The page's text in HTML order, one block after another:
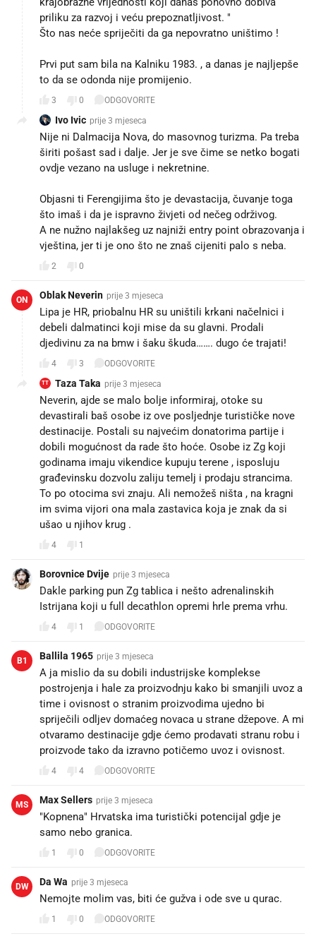
priliku za razvoj i veću prepoznatljivost. "
Što nas neće spriječiti da ga nepovratno uništimo !
Prvi put sam bila na Kalniku 1983. , a danas je najljepše
to da se odonda nije promijenio.
3 0 ODGOVORITE
Ivo Ivic prije 3 mjeseca
Nije ni Dalmacija Nova, do masovnog turizma. Pa treba
širiti pošast sad i dalje. Jer je sve čime se netko bogati
ovdje vezano na usluge i nekretnine.
Objasni ti Ferengijima što je devastacija, čuvanje toga
što imaš i da je ispravno živjeti od nečeg održivog.
A ne nužno najlakšeg uz najniži entry point obrazovanja i
vještina, jer ti je ono što ne znaš cijeniti palo s neba.
2 0
ON Oblak Neverin prije 3 mjeseca
Lipa je HR, priobalnu HR su uništili krkani načelnici i
debeli dalmatinci koji mise da su glavni. Prodali
djedivinu za na bmw i šaku škuda……. dugo će trajati!
4 3 ODGOVORITE
TT Taza Taka prije 3 mjeseca
Neverin, ajde se malo bolje informiraj, otoke su
devastirali baš osobe iz ove posljednje turističke nove
destinacije. Postali su najvećim donatorima partije i
dobili mogućnost da rade što hoće. Osobe iz Zg koji
godinama imaju vikendice kupuju terene , isposluju
građevinsku dozvolu zaliju temelj i prodaju strancima.
To po otocima svi znaju. Ali nemožeš ništa , na kragni
im svima vijori ona mala zastavica koja je znak da si
ušao u njihov krug .
4 1
Borovnice Dvije prije 3 mjeseca
Dakle parking pun Zg tablica i nešto adrenalinskih
Istrijana koji u full decathlon opremi hrle prema vrhu.
4 1 ODGOVORITE
B1 Ballila 1965 prije 3 mjeseca
A ja mislio da su dobili industrijske komplekse
postrojenja i hale za proizvodnju kako bi smanjili uvoz a
time i ovisnost o stranim proizvodima ujedno bi
spriječili odljev domaćeg novaca u strane džepove. A mi
otvaramo destinacije gdje ćemo prodavati stranu robu i
proizvode tako da izravno potičemo uvoz i ovisnost.
4 4 ODGOVORITE
MS Max Sellers prije 3 mjeseca
"Kopnena" Hrvatska ima turistički potencijal gdje je
samo nebo granica.
1 0 ODGOVORITE
DW Da Wa prije 3 mjeseca
Nemojte molim vas, biti će gužva i ode sve u qurac.
1 0 ODGOVORITE